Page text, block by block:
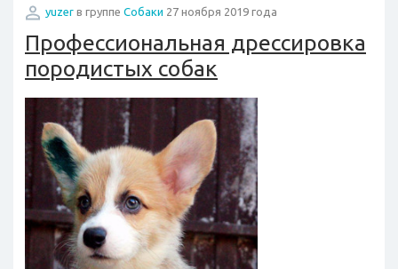
yuzer в группе Собаки 27 ноября 2019 года
Профессиональная дрессировка
породистых собак